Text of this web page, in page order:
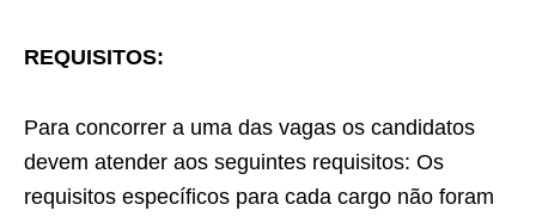
REQUISITOS:
Para concorrer a uma das vagas os candidatos
devem atender aos seguintes requisitos: Os
requisitos específicos para cada cargo não foram